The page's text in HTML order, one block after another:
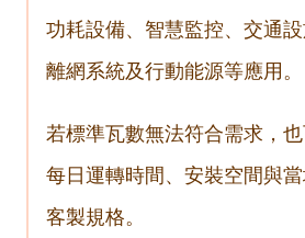
功耗設備、智慧監控、交通設
離網系統及行動能源等應用。
若標準瓦數無法符合需求，也
每日運轉時間、安裝空間與
客製規格。